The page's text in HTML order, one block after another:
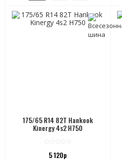
175/65 R14 82T Hankook
Kinergy 4s2 H750
5 120р